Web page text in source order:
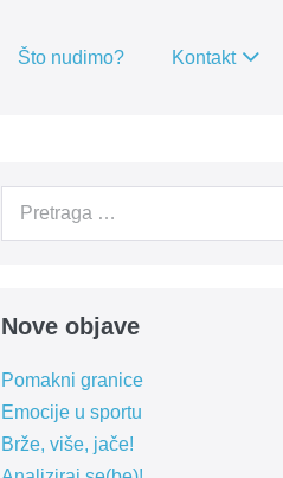
Što nudimo? Kontakt
Search
Nove objave
Pomakni granice
Emocije u sportu
Brže, više, jače!